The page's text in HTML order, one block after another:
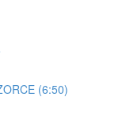
(6:50)